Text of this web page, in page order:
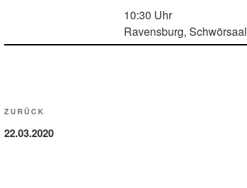
10:30 Uhr
Ravensburg, Schwörsaal
Beitragsnavigation
Vorheriger
Beitrag
ZURÜCK
22.03.2020